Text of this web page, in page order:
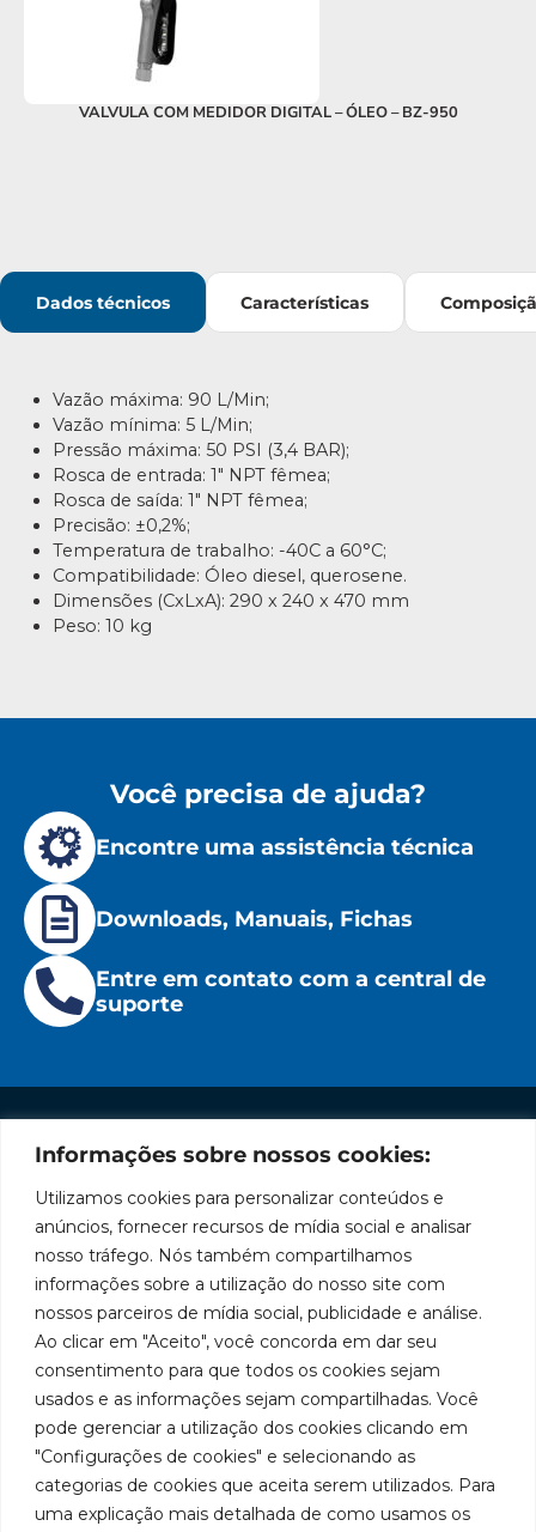
Informações sobre nossos cookies:
Utilizamos cookies para personalizar conteúdos e
anúncios, fornecer recursos de mídia social e analisar
nosso tráfego. Nós também compartilhamos
informações sobre a utilização do nosso site com
nossos parceiros de mídia social, publicidade e análise.
Ao clicar em "Aceito", você concorda em dar seu
consentimento para que todos os cookies sejam
usados e as informações sejam compartilhadas. Você
pode gerenciar a utilização dos cookies clicando em
"Configurações de cookies" e selecionando as
categorias de cookies que aceita serem utilizados. Para
uma explicação mais detalhada de como usamos os
VALVULA COM MEDIDOR DIGITAL – ÓLEO – BZ-950
Dados técnicos Características
Vazão máxima: 90 L/Min;
Vazão mínima: 5 L/Min;
Pressão máxima: 50 PSI (3,4 BAR);
Rosca de entrada: 1″ NPT fêmea;
Rosca de saída: 1″ NPT fêmea;
Precisão: ±0,2%;
Temperatura de trabalho: -40C a 60°C;
Compatibilidade: Óleo diesel, querosene.
Dimensões (CxLxA): 290 x 240 x 470 mm
Peso: 10 kg
Você precisa de ajuda?
Encontre uma assistência técnica
Downloads, Manuais, Fichas
Entre em contato com a central de
suporte
Marca
líder
em
fabricação
de
equipamentos
para
lubrificação
e
abastecimento
Políticas
Privacidade
Políticas
de
Cookies
Institucional
A Bozza
Produtos
Soluções
Assistências
Técnicas
Seja um
representante
Trabalhe
Conosco
Localização
Rua
Tiradentes,
931 – Anexo
Franchini,
50/96
Bairro: Santa
Terezinha
São Bernardo
Fale
Conosco
SAC: 0800
019 5050
Redes
Facebook
LinkedIn
Instagram